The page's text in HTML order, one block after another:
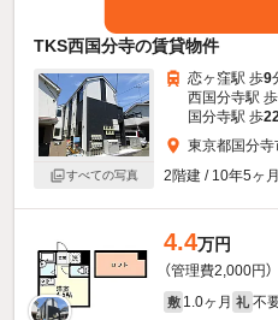
TKS西国分寺の賃貸物件
すべての写真
恋ヶ窪駅 歩9
西国分寺駅 歩
国分寺駅 歩22
東京都国分
2階建 / 10年5ヶ
4.4万円
（管理費2,000円）
敷 1.0ヶ月 礼 不